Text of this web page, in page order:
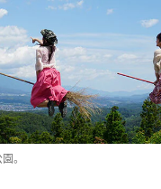
。